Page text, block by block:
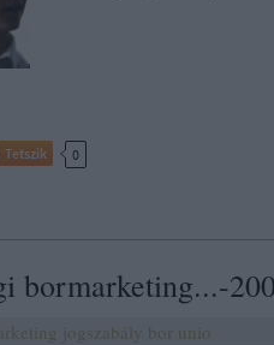
Tetszik 0
bormarketing...-
jogszabály bor unio